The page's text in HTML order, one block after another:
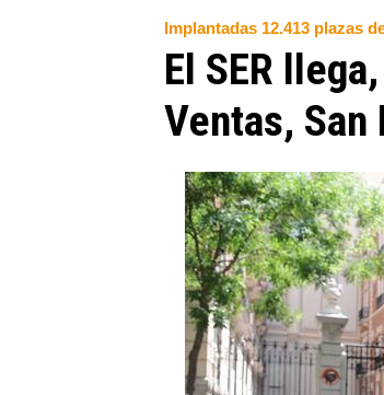
Implantadas 12.413 plazas
El SER
Ventas,